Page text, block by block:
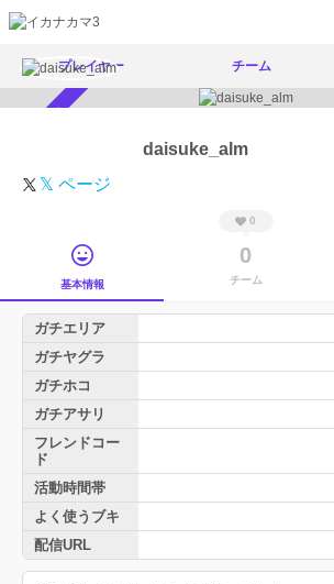
プレイヤー チーム
daisuke_alm
𝕏 ページ
基本情報
0
0
チーム
ガチエリア
ガチヤグラ
ガチホコ
ガチアサリ
フレンドコー
ド
活動時間帯
よく使うブキ
配信URL